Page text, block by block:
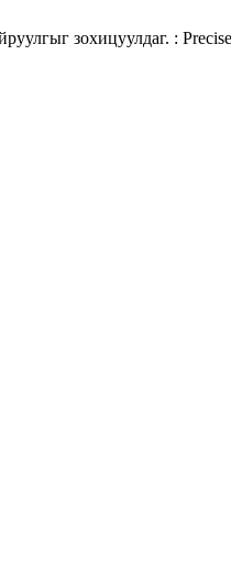
зохицуулдаг. :